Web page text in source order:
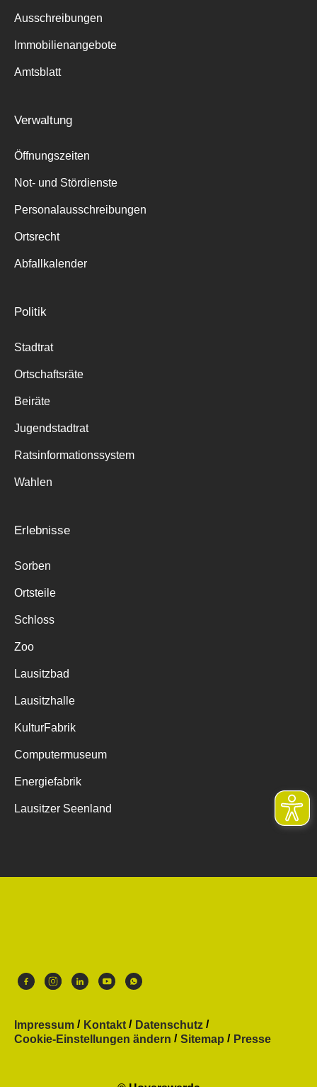
Ausschreibungen
Immobilienangebote
Amtsblatt
Verwaltung
Öffnungszeiten
Not- und Stördienste
Personalausschreibungen
Ortsrecht
Abfallkalender
Politik
Stadtrat
Ortschaftsräte
Beiräte
Jugendstadtrat
Ratsinformationssystem
Wahlen
Erlebnisse
Sorben
Ortsteile
Schloss
Zoo
Lausitzbad
Lausitzhalle
KulturFabrik
Computermuseum
Energiefabrik
Lausitzer Seenland
Impressum Kontakt
Datenschutz
Cookie-Einstellungen ändern
Sitemap Presse